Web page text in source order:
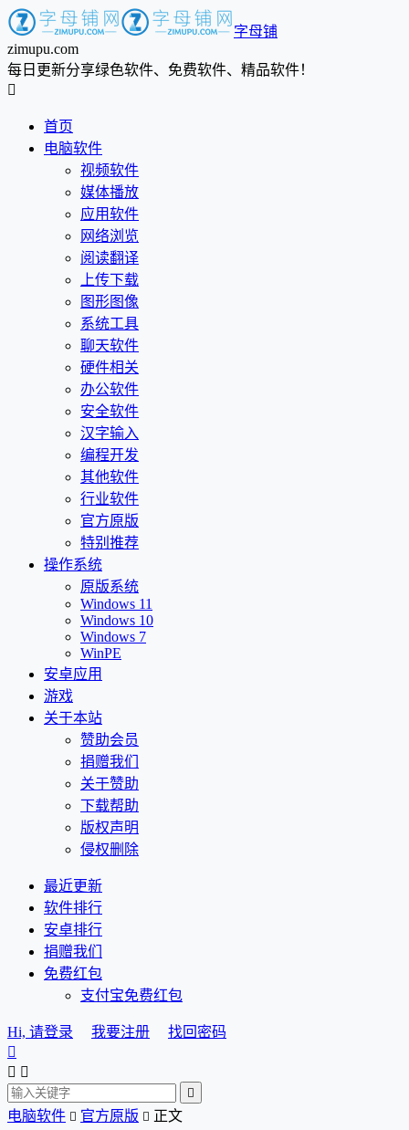
字母铺
zimupu.com
每日更新分享绿色软件、免费软件、精品软件！

首页
电脑软件
视频软件
媒体播放
应用软件
网络浏览
阅读翻译
上传下载
图形图像
系统工具
聊天软件
硬件相关
办公软件
安全软件
汉字输入
编程开发
其他软件
行业软件
官方原版
特别推荐
操作系统
原版系统
Windows 11
Windows 10
Windows 7
WinPE
安卓应用
游戏
关于本站
赞助会员
捐赠我们
关于赞助
下载帮助
版权声明
侵权删除
最近更新
软件排行
安卓排行
捐赠我们
免费红包
支付宝免费红包
Hi, 请登录 我要注册
找回密码

 

电脑软件  官方原版  正文